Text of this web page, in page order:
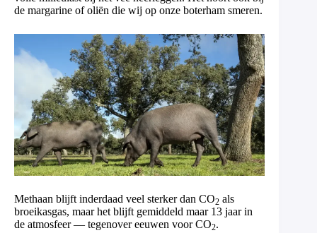
de margarine of oliën die wij op onze boterham smeren.
Methaan blijft inderdaad veel sterker dan CO2 als
broeikasgas, maar het blijft gemiddeld maar 13 jaar in
de atmosfeer — tegenover eeuwen voor CO2.